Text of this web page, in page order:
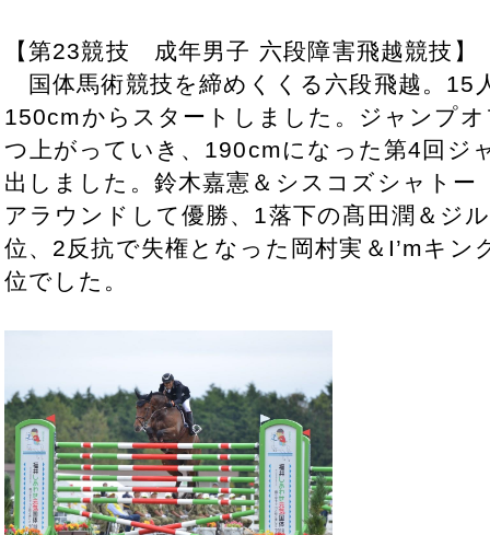
【第23競技 成年男子 六段障害飛越競技】
国体馬術競技を締めくくる六段飛越。15
150cmからスタートしました。ジャンプ
つ上がっていき、190cmになった第4回ジ
出しました。鈴木嘉憲＆シスコズシャトー
アラウンドして優勝、1落下の髙田潤＆ジ
位、2反抗で失権となった岡村実＆I’mキン
位でした。